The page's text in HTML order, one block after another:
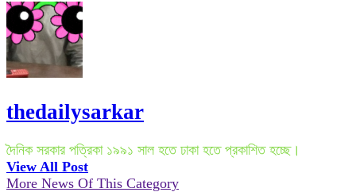
thedailysarkar
দৈনিক সরকার পত্রিকা ১৯৯১ সাল হতে ঢাকা হতে প্রকাশিত হচ্ছে।
View All Post
More News Of This Category